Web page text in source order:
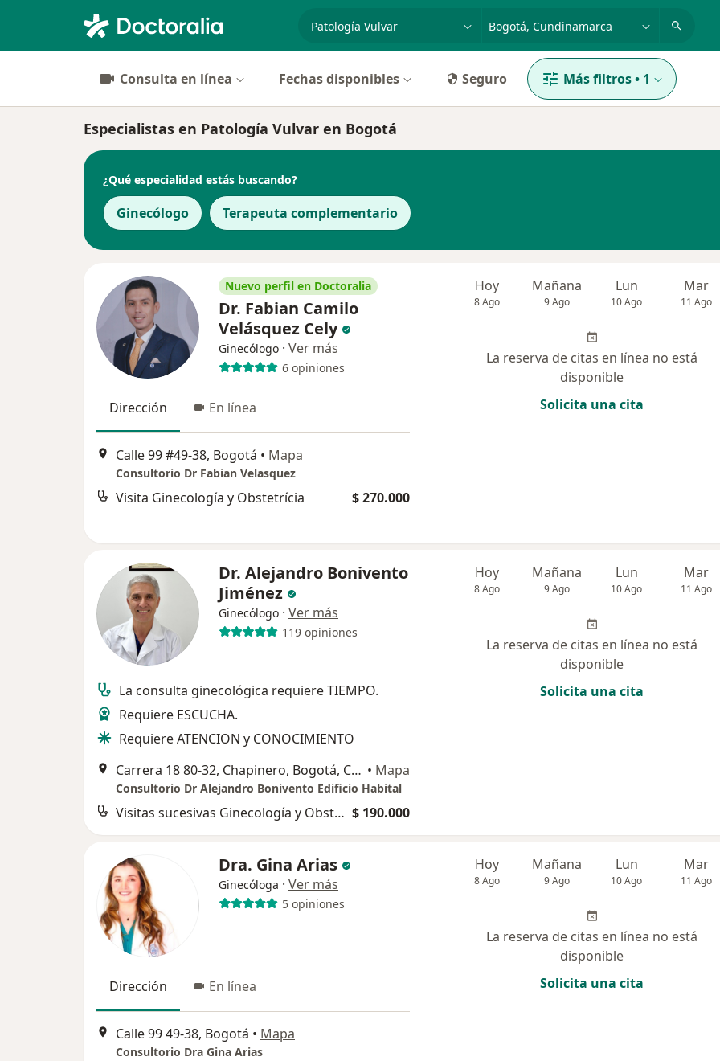
especialidad, enfermedad o nombre
p. ej. Bogotá
Consulta en línea Fechas disponibles Seguro Más filtros• 1
Especialistas en Patología Vulvar en Bogotá
¿Qué especialidad estás buscando?
Ginecólogo Terapeuta complementario
Nuevo perfil en Doctoralia
Dr. Fabian Camilo
Velásquez Cely
Ginecólogo · Ver más
6 opiniones
Dirección En línea
Calle 99 #49-38, Bogotá • Mapa
Consultorio Dr Fabian Velasquez
Visita Ginecología y Obstetrícia $ 270.000
Hoy
8 Ago
Mañana
9 Ago
Lun
10 Ago
Mar
11 Ago
La reserva de citas en línea no está
disponible
Solicita una cita
Dr. Alejandro Bonivento
Jiménez
Ginecólogo · Ver más
119 opiniones
La consulta ginecológica requiere TIEMPO.
Requiere ESCUCHA.
Requiere ATENCION y CONOCIMIENTO
Carrera 18 80-32, Chapinero, Bogotá, Colombia, Bogotá • Mapa
Consultorio Dr Alejandro Bonivento Edificio Habital
Visitas sucesivas Ginecología y Obstetrícia $ 190.000
Hoy
8 Ago
Mañana
9 Ago
Lun
10 Ago
Mar
11 Ago
La reserva de citas en línea no está
disponible
Solicita una cita
Dra. Gina Arias
Ginecóloga · Ver más
5 opiniones
Dirección En línea
Calle 99 49-38, Bogotá • Mapa
Consultorio Dra Gina Arias
Hoy
8 Ago
Mañana
9 Ago
Lun
10 Ago
Mar
11 Ago
La reserva de citas en línea no está
disponible
Solicita una cita